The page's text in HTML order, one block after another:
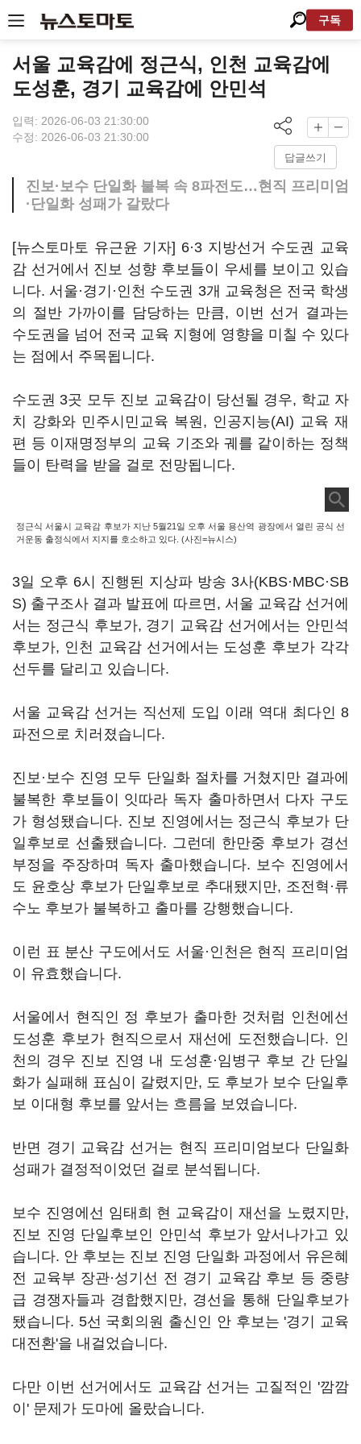
구독
서울 교육감에 정근식, 인천 교육감에
도성훈, 경기 교육감에 안민석
입력: 2026-06-03 21:30:00
수정: 2026-06-03 21:30:00
답글쓰기
진보·보수 단일화 불복 속 8파전도…현직 프리미엄
·단일화 성패가 갈랐다
[뉴스토마토 유근윤 기자] 6·3 지방선거 수도권 교육
감 선거에서 진보 성향 후보들이 우세를 보이고 있습
니다. 서울·경기·인천 수도권 3개 교육청은 전국 학생
의 절반 가까이를 담당하는 만큼, 이번 선거 결과는
수도권을 넘어 전국 교육 지형에 영향을 미칠 수 있다
는 점에서 주목됩니다.
수도권 3곳 모두 진보 교육감이 당선될 경우, 학교 자
치 강화와 민주시민교육 복원, 인공지능(AI) 교육 재
편 등 이재명정부의 교육 기조와 궤를 같이하는 정책
들이 탄력을 받을 걸로 전망됩니다.
정근식 서울시 교육감 후보가 지난 5월21일 오후 서울 용산역 광장에서 열린 공식 선
거운동 출정식에서 지지를 호소하고 있다. (사진=뉴시스)
3일 오후 6시 진행된 지상파 방송 3사(KBS·MBC·SB
S) 출구조사 결과 발표에 따르면, 서울 교육감 선거에
서는 정근식 후보가, 경기 교육감 선거에서는 안민석
후보가, 인천 교육감 선거에서는 도성훈 후보가 각각
선두를 달리고 있습니다.
서울 교육감 선거는 직선제 도입 이래 역대 최다인 8
파전으로 치러졌습니다.
진보·보수 진영 모두 단일화 절차를 거쳤지만 결과에
불복한 후보들이 잇따라 독자 출마하면서 다자 구도
가 형성됐습니다. 진보 진영에서는 정근식 후보가 단
일후보로 선출됐습니다. 그런데 한만중 후보가 경선
부정을 주장하며 독자 출마했습니다. 보수 진영에서
도 윤호상 후보가 단일후보로 추대됐지만, 조전혁·류
수노 후보가 불복하고 출마를 강행했습니다.
이런 표 분산 구도에서도 서울·인천은 현직 프리미엄
이 유효했습니다.
서울에서 현직인 정 후보가 출마한 것처럼 인천에선
도성훈 후보가 현직으로서 재선에 도전했습니다. 인
천의 경우 진보 진영 내 도성훈·임병구 후보 간 단일
화가 실패해 표심이 갈렸지만, 도 후보가 보수 단일후
보 이대형 후보를 앞서는 흐름을 보였습니다.
반면 경기 교육감 선거는 현직 프리미엄보다 단일화
성패가 결정적이었던 걸로 분석됩니다.
보수 진영에선 임태희 현 교육감이 재선을 노렸지만,
진보 진영 단일후보인 안민석 후보가 앞서나가고 있
습니다. 안 후보는 진보 진영 단일화 과정에서 유은혜
전 교육부 장관·성기선 전 경기 교육감 후보 등 중량
급 경쟁자들과 경합했지만, 경선을 통해 단일후보가
됐습니다. 5선 국회의원 출신인 안 후보는 '경기 교육
대전환'을 내걸었습니다.
다만 이번 선거에서도 교육감 선거는 고질적인 '깜깜
이' 문제가 도마에 올랐습니다.